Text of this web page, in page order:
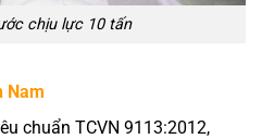
chịu lực 10 tấn
Nam
chuẩn TCVN 9113:2012,